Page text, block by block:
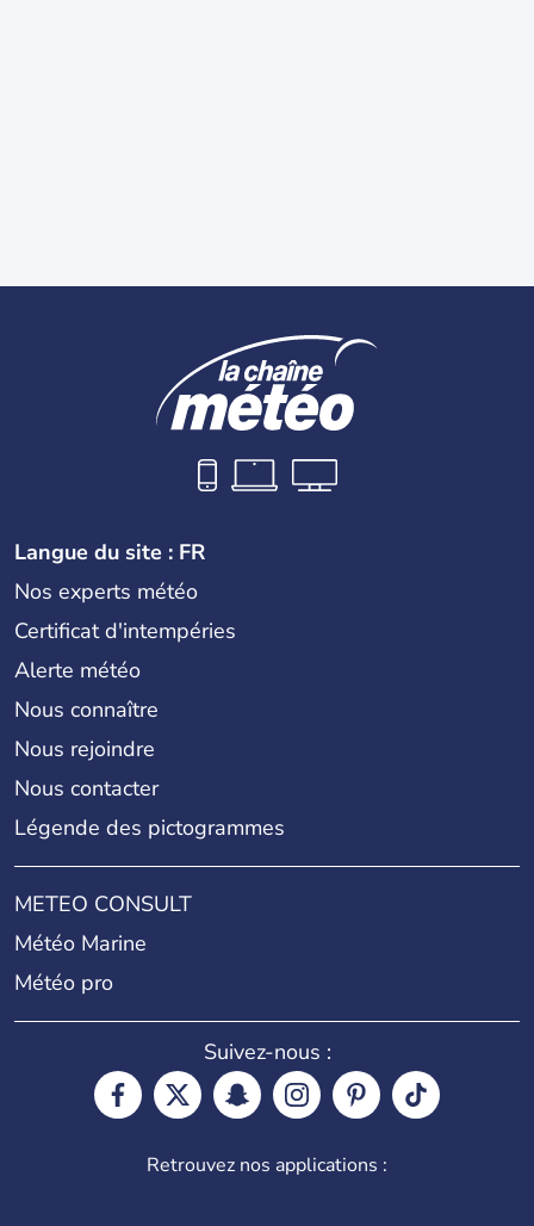
Langue du site : FR
Nos experts météo
Certificat d'intempéries
Alerte météo
Nous connaître
Nous rejoindre
Nous contacter
Légende des pictogrammes
METEO CONSULT
Météo Marine
Météo pro
Suivez-nous :
Retrouvez nos applications :